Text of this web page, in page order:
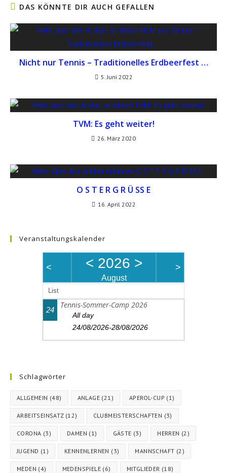
DAS KÖNNTE DIR AUCH GEFALLEN
Nicht nur Tennis – Traditionelles Erdbeerfest …
5. Juni 2022
TVM: Es geht weiter!
26. März 2020
O S T E R G R Ü SS E
16. April 2022
Veranstaltungskalender
< < 2026 >
August
>
List
24
Tennis-Sommer-Camp 2026
All day
24/08/2026-28/08/2026
Schlagwörter
ALLGEMEIN (48) ANLAGE (21) APEROL-CUP (1)
ARBEITSEINSATZ(12) CLUBMEISTERSCHAFTEN (3)
CORONA (3) DAMEN (1) GÄSTE (3) HERREN (2)
JUGEND (1) KENNENLERNEN (3) MANNSCHAFT (2)
MEDEN (4) MEDENSPIELE (6) MITGLIEDER (18)